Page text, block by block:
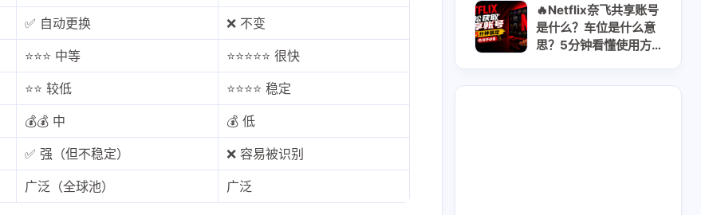
寻找你感兴趣的领域
✅ 自动更换 ❌ 不变
⭐⭐⭐ 中等 ⭐⭐⭐⭐⭐ 很快
⭐⭐ 较低 ⭐⭐⭐⭐ 稳定
💰💰 中 💰 低
✅ 强（但不稳定） ❌ 容易被识别
广泛（全球池） 广泛
析方案
🔥Netflix奈飞共享账号
是什么？车位是什么意
思？5分钟看懂使用方